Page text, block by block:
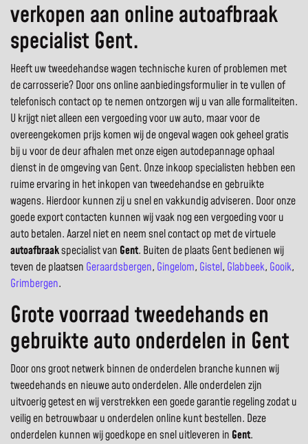
verkopen aan online autoafbraak
specialist Gent.
Heeft uw tweedehandse wagen technische kuren of problemen met
de carrosserie? Door ons online aanbiedingsformulier in te vullen of
telefonisch contact op te nemen ontzorgen wij u van alle formaliteiten.
U krijgt niet alleen een vergoeding voor uw auto, maar voor de
overeengekomen prijs komen wij de ongeval wagen ook geheel gratis
bij u voor de deur afhalen met onze eigen autodepannage ophaal
dienst in de omgeving van Gent. Onze inkoop specialisten hebben een
ruime ervaring in het inkopen van tweedehandse en gebruikte
wagens. Hierdoor kunnen zij u snel en vakkundig adviseren. Door onze
goede export contacten kunnen wij vaak nog een vergoeding voor u
auto betalen. Aarzel niet en neem snel contact op met de virtuele
autoafbraakspecialist van Gent. Buiten de plaats Gent bedienen wij
teven de plaatsen Geraardsbergen, Gingelom, Gistel, Glabbeek, Gooik,
Grimbergen.
Grote voorraad tweedehands en
gebruikte auto onderdelen in Gent
Door ons groot netwerk binnen de onderdelen branche kunnen wij
tweedehands en nieuwe auto onderdelen. Alle onderdelen zijn
uitvoerig getest en wij verstrekken een goede garantie regeling zodat u
veilig en betrouwbaar u onderdelen online kunt bestellen. Deze
onderdelen kunnen wij goedkope en snel uitleveren in Gent.